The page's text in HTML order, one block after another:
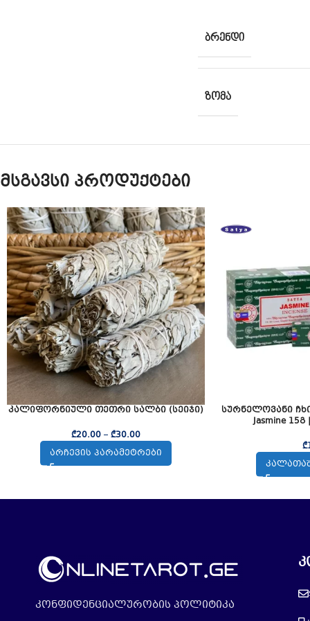
ᲑᲠᲔᲜᲓᲘ
ᲖᲝᲛᲐ
მსგავსი პროდუქტები
კალიფორნიული თეთრი სალბი (სეიჯი)
₾20.00 – ₾30.00
ᲐᲠᲩᲔᲕᲘᲡ ᲞᲐᲠᲐᲛᲔᲢᲠᲔᲑᲘ
სურნელოვანი
Jasmine 15გ |
₾
კონფიდენციალურობის პოლიტიკა